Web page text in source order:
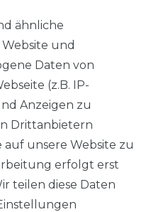
ähnliche
und
Daten von
(z.B. IP-
Anzeigen zu
Drittanbietern
unsere Website zu
erfolgt erst
teilen diese Daten